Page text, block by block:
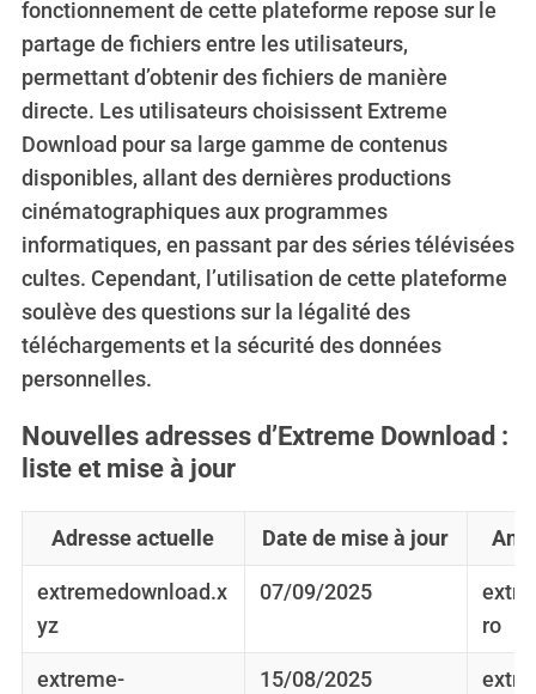
fonctionnement de cette plateforme repose sur le
partage de fichiers entre les utilisateurs,
permettant d’obtenir des fichiers de manière
directe. Les utilisateurs choisissent Extreme
Download pour sa large gamme de contenus
disponibles, allant des dernières productions
cinématographiques aux programmes
informatiques, en passant par des séries télévisées
cultes. Cependant, l’utilisation de cette plateforme
soulève des questions sur la légalité des
téléchargements et la sécurité des données
personnelles.
Nouvelles adresses d’Extreme Download :
liste et mise à jour
Adresse actuelle Date de mise à jour
extremedownload.x
yz
07/09/2025
ro
extreme-
15/08/2025